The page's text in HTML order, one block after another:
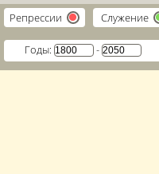
Репрессии Служение
Годы: -